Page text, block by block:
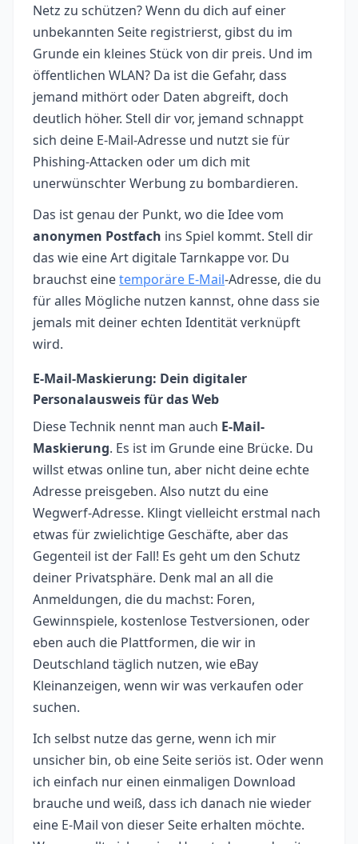
Netz zu schützen? Wenn du dich auf einer
unbekannten Seite registrierst, gibst du im
Grunde ein kleines Stück von dir preis. Und im
öffentlichen WLAN? Da ist die Gefahr, dass
jemand mithört oder Daten abgreift, doch
deutlich höher. Stell dir vor, jemand schnappt
sich deine E-Mail-Adresse und nutzt sie für
Phishing-Attacken oder um dich mit
unerwünschter Werbung zu bombardieren.
Das ist genau der Punkt, wo die Idee vom
anonymen Postfach ins Spiel kommt. Stell dir
das wie eine Art digitale Tarnkappe vor. Du
brauchst einetemporäre E-Mail-Adresse, die du
für alles Mögliche nutzen kannst, ohne dass sie
jemals mit deiner echten Identität verknüpft
wird.
E-Mail-Maskierung: Dein digitaler
Personalausweis für das Web
Diese Technik nennt man auch E-Mail-
Maskierung. Es ist im Grunde eine Brücke. Du
willst etwas online tun, aber nicht deine echte
Adresse preisgeben. Also nutzt du eine
Wegwerf-Adresse. Klingt vielleicht erstmal nach
etwas für zwielichtige Geschäfte, aber das
Gegenteil ist der Fall! Es geht um den Schutz
deiner Privatsphäre. Denk mal an all die
Anmeldungen, die du machst: Foren,
Gewinnspiele, kostenlose Testversionen, oder
eben auch die Plattformen, die wir in
Deutschland täglich nutzen, wie eBay
Kleinanzeigen, wenn wir was verkaufen oder
suchen.
Ich selbst nutze das gerne, wenn ich mir
unsicher bin, ob eine Seite seriös ist. Oder wenn
ich einfach nur einen einmaligen Download
brauche und weiß, dass ich danach nie wieder
eine E-Mail von dieser Seite erhalten möchte.